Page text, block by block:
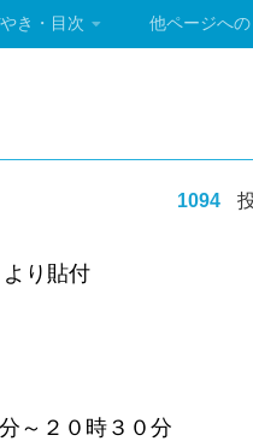
き・目次 他ページへ
1094
り貼付
～２０時３０分